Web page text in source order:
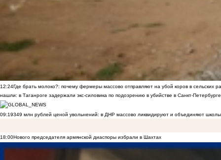
12:24Где брать молоко?: почему фермеры массово отправляют на убой коров в сельских
нашли: в Таганроге задержали экс-силовика по подозрению в убийстве в Санкт-Петербурге
09:19349 млн рублей ценой увольнений: в ДНР массово ликвидируют и объединяют
18:00Нового председателя армянской диаспоры избрали в Шахтах